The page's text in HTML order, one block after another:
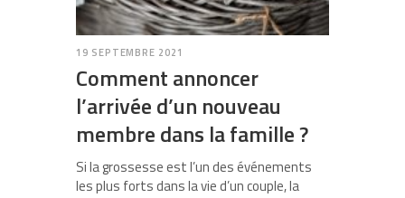
19 SEPTEMBRE 2021
Comment annoncer
l’arrivée d’un nouveau
membre dans la famille ?
Si la grossesse est l’un des événements
les plus forts dans la vie d’un couple, la